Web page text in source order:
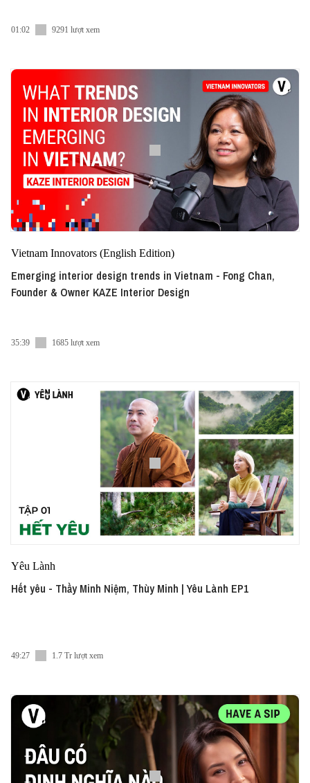
01:02 9291 lượt xem
Vietnam Innovators (English Edition)
Emerging interior design trends in Vietnam - Fong Chan,
Founder & Owner KAZE Interior Design
35:39 1685 lượt xem
Yêu Lành
Hết yêu - Thầy Minh Niệm, Thùy Minh | Yêu Lành EP1
49:27 1.7 Tr lượt xem